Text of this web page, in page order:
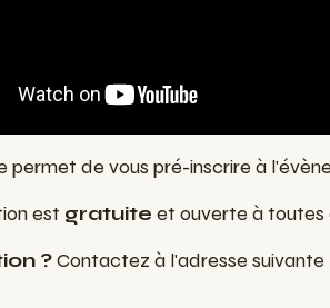
permet de vous pré-inscrire à
est gratuite et ouverte à toutes
?Contactez à l'adresse suivante